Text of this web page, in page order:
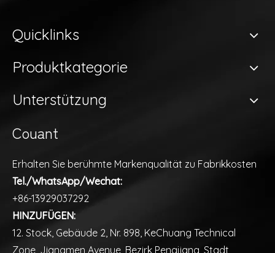
Quicklinks
Produktkategorie
Unterstützung
Couant
Erhalten Sie berühmte Markenqualität zu Fabrikkosten
Tel./WhatsApp/Wechat:
+86-13929037292
HINZUFÜGEN:
12. Stock, Gebäude 2, Nr. 898, KeChuang Technical
Zone, Jiangmen Avenue, Bezirk Pengjiang, Stadt